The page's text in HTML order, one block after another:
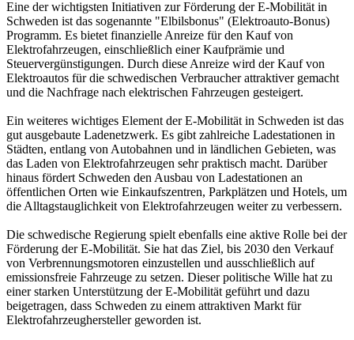
Eine der wichtigsten Initiativen zur Förderung der E-Mobilität in
Schweden ist das sogenannte "Elbilsbonus" (Elektroauto-Bonus)
Programm. Es bietet finanzielle Anreize für den Kauf von
Elektrofahrzeugen, einschließlich einer Kaufprämie und
Steuervergünstigungen. Durch diese Anreize wird der Kauf von
Elektroautos für die schwedischen Verbraucher attraktiver gemacht
und die Nachfrage nach elektrischen Fahrzeugen gesteigert.
Ein weiteres wichtiges Element der E-Mobilität in Schweden ist das
gut ausgebaute Ladenetzwerk. Es gibt zahlreiche Ladestationen in
Städten, entlang von Autobahnen und in ländlichen Gebieten, was
das Laden von Elektrofahrzeugen sehr praktisch macht. Darüber
hinaus fördert Schweden den Ausbau von Ladestationen an
öffentlichen Orten wie Einkaufszentren, Parkplätzen und Hotels, um
die Alltagstauglichkeit von Elektrofahrzeugen weiter zu verbessern.
Die schwedische Regierung spielt ebenfalls eine aktive Rolle bei der
Förderung der E-Mobilität. Sie hat das Ziel, bis 2030 den Verkauf
von Verbrennungsmotoren einzustellen und ausschließlich auf
emissionsfreie Fahrzeuge zu setzen. Dieser politische Wille hat zu
einer starken Unterstützung der E-Mobilität geführt und dazu
beigetragen, dass Schweden zu einem attraktiven Markt für
Elektrofahrzeughersteller geworden ist.